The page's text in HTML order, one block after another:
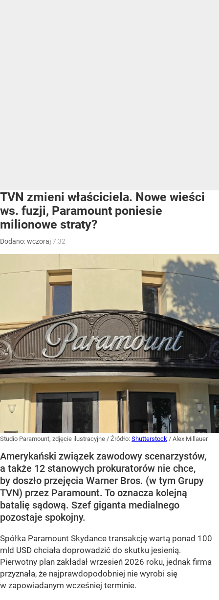
TVN zmieni właściciela. Nowe wieści
ws. fuzji, Paramount poniesie
milionowe straty?
Dodano:wczoraj7:32
Studio Paramount, zdjęcie ilustracyjne / Źródło: Shutterstock / Alex Millauer
Amerykański związek zawodowy scenarzystów,
a także 12 stanowych prokuratorów nie chce,
by doszło przejęcia Warner Bros. (w tym Grupy
TVN) przez Paramount. To oznacza kolejną
batalię sądową. Szef giganta medialnego
pozostaje spokojny.
Spółka Paramount Skydance transakcję wartą ponad 100
mld USD chciała doprowadzić do skutku jesienią.
Pierwotny plan zakładał wrzesień 2026 roku, jednak firma
przyznała, że najprawdopodobniej nie wyrobi się
w zapowiadanym wcześniej terminie.